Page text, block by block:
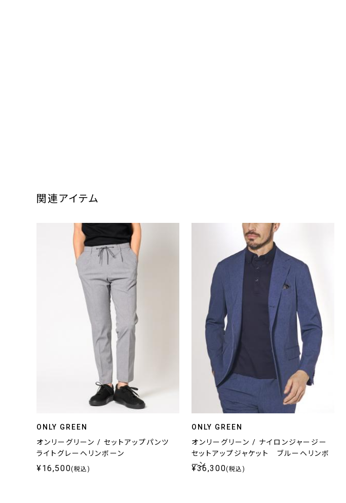
関連アイテム
ONLY GREEN
オンリーグリーン / セットアップパンツ
ライトグレーヘリンボーン
¥16,500(税込)
ONLY GREEN
オンリーグリーン / ナイロンジャージー
セットアップジャケット ブルーヘリンボ
ーン
¥36,300(税込)